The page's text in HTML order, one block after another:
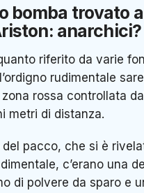
bomba trovato
anarchici?
riferito da varie
rudimentale
rossa controllata
metri di distanza.
del pacco, che si è
c’erano una
di polvere da sparo e